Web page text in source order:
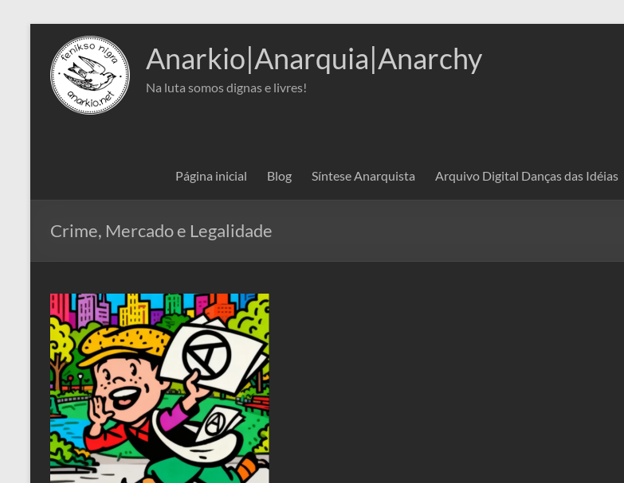
conteúdo
Anarkio|Anarquia|Anarchy
Na luta somos dignas e livres!
Página inicial Blog Síntese Anarquista Arquivo Digital Danças das Idéias
Crime, Mercado e Legalidade